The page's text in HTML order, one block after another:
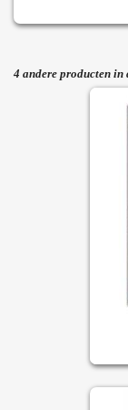
4 andere producten in